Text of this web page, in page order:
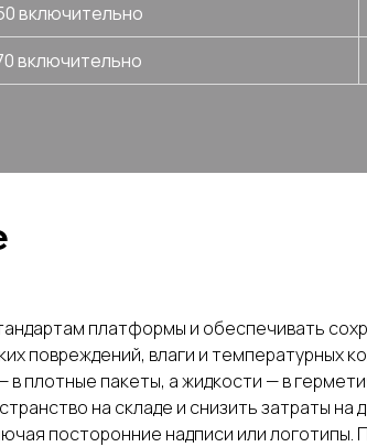
включительно
включительно
платформы и обеспечивать
повреждений, влаги и температурных
плотные пакеты, а жидкости — в
на складе и снизить затраты на
посторонние надписи или